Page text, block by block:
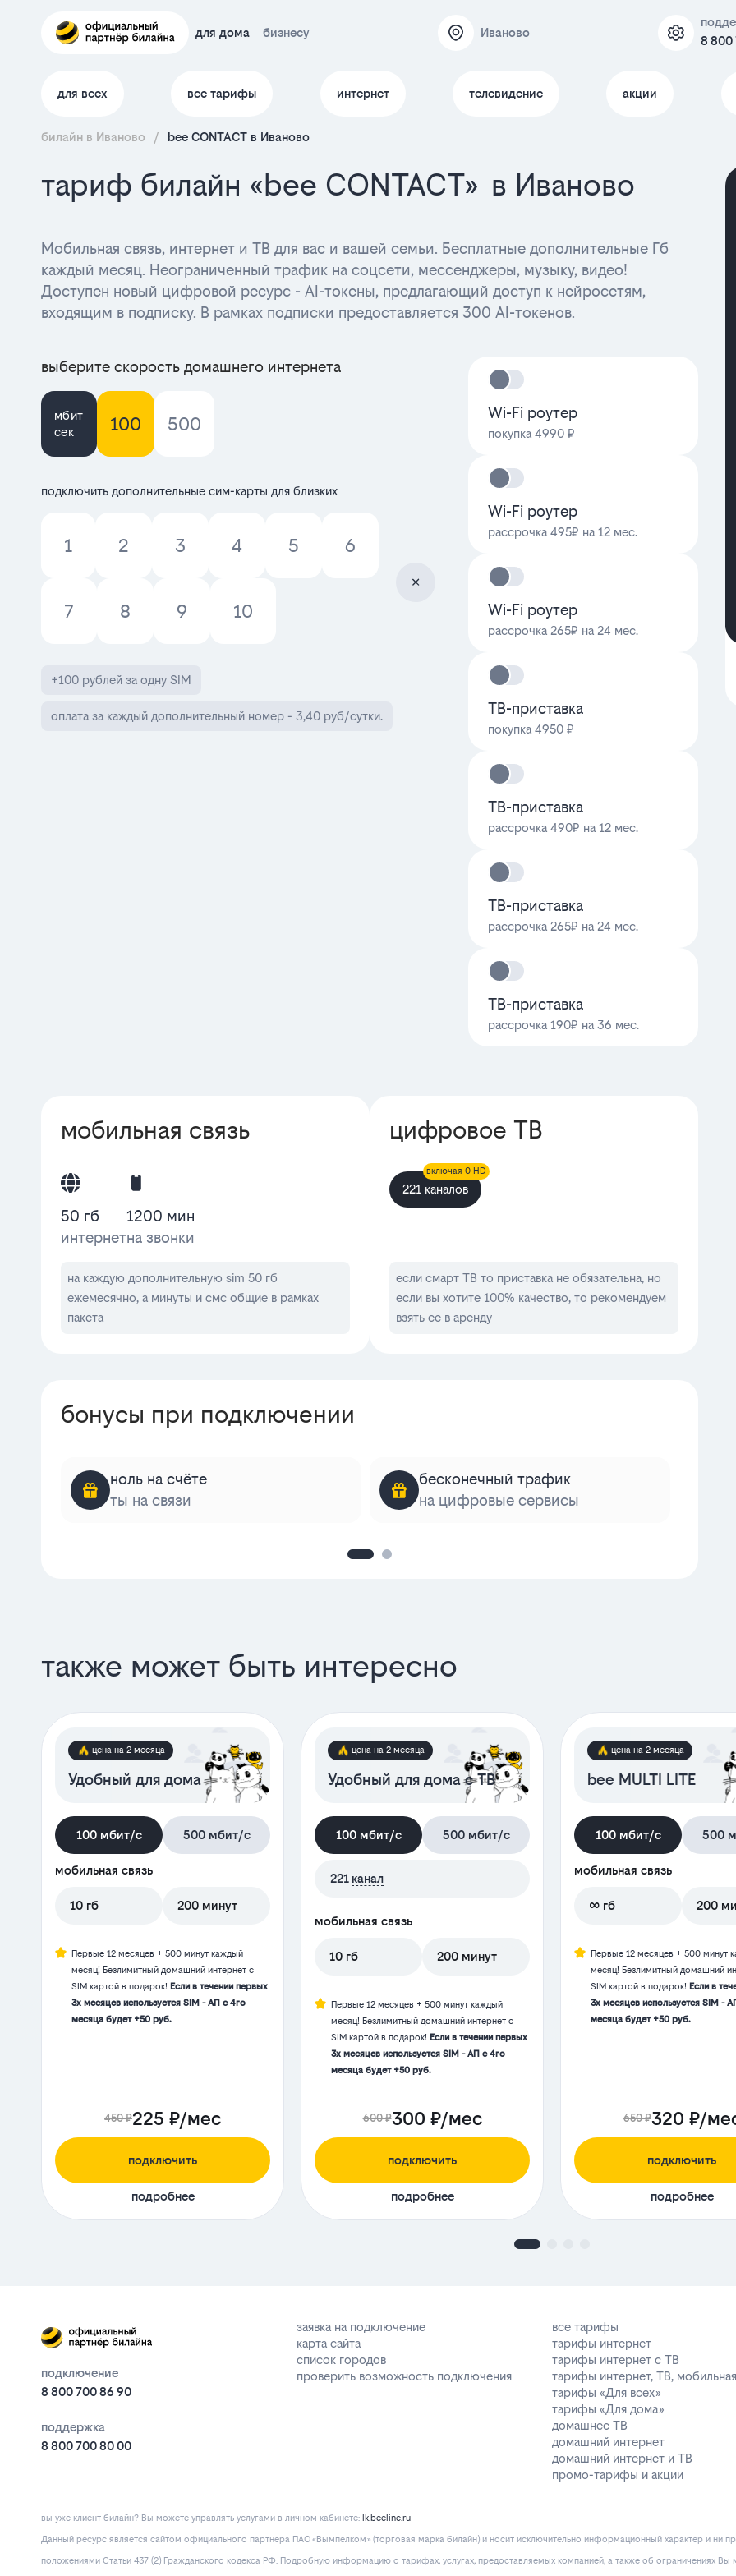
для дома бизнесу Иваново
8 800
для всех все тарифы интернет телевидение акции
билайн в Иваново / bee CONTACT в Иваново
тариф билайн «bee CONTACT» в Иваново
Мобильная связь, интернет и ТВ для вас и вашей семьи. Бесплатные дополнительные Гб
каждый месяц. Неограниченный трафик на соцсети, мессенджеры, музыку, видео!
Доступен новый цифровой ресурс - AI-токены, предлагающий доступ к нейросетям,
входящим в подписку. В рамках подписки предоставляется 300 AI-токенов.
выберите скорость домашнего интернета
мбит
сек
100 500
подключить дополнительные сим-карты для близких
1 2 3 4 5 6
7 8 9 10
+100 рублей за одну SIM
оплата за каждый дополнительный номер - 3,40 руб/сутки.
Wi-Fi роутер
покупка 4990 ₽
Wi-Fi роутер
рассрочка 495₽ на 12 мес.
Wi-Fi роутер
рассрочка 265₽ на 24 мес.
ТВ-приставка
покупка 4950 ₽
ТВ-приставка
рассрочка 490₽ на 12 мес.
ТВ-приставка
рассрочка 265₽ на 24 мес.
ТВ-приставка
рассрочка 190₽ на 36 мес.
мобильная связь
50 гб
интернет
1200 мин
на звонки
на каждую дополнительную sim 50 гб
ежемесячно, а минуты и смс общие в рамках
пакета
цифровое ТВ
221 каналов
включая 0 HD
если смарт ТВ то приставка не обязательна, но
если вы хотите 100% качество, то рекомендуем
взять ее в аренду
бонусы при подключении
ноль на счёте
ты на связи
бесконечный трафик
на цифровые сервисы
также может быть интересно
цена на 2 месяца
Удобный для дома
100 мбит/с 500 мбит/с
мобильная связь
10 гб 200 минут
Первые 12 месяцев + 500 минут каждый
месяц! Безлимитный домашний интернет с
SIM картой в подарок! Если в течении первых
3х месяцев используется SIM - АП с 4го
месяца будет +50 руб.
450 ₽225 ₽/мес
подключить
подробнее
цена на 2 месяца
Удобный для дома с ТВ
100 мбит/с 500 мбит/с
221 канал
мобильная связь
10 гб 200 минут
Первые 12 месяцев + 500 минут каждый
месяц! Безлимитный домашний интернет с
SIM картой в подарок! Если в течении первых
3х месяцев используется SIM - АП с 4го
месяца будет +50 руб.
600 ₽300 ₽/мес
подключить
подробнее
цена на 2 месяца
bee MULTI LITE
100 мбит/с 500
мобильная связь
∞ гб 200
Первые 12 месяцев + 500 минут
месяц! Безлимитный домашний
SIM картой в подарок! Если в
3х месяцев используется SIM -
месяца будет +50 руб.
650 ₽320 ₽/
подключить
подробнее
подключение
8 800 700 86 90
поддержка
8 800 700 80 00
заявка на подключение
карта сайта
список городов
проверить возможность подключения
все тарифы
тарифы интернет
тарифы интернет с ТВ
тарифы интернет, ТВ,
тарифы «Для всех»
тарифы «Для дома»
домашнее ТВ
домашний интернет
домашний интернет и ТВ
промо-тарифы и акции
вы уже клиент билайн? Вы можете управлять услугами в личнoм кaбинeтe:
lk.beeline.ru
Данный ресурс является сайтом официального партнера ПАО «Вымпелком» (торговая марка билайн) и носит исключительно информационный характер и ни
положениями Статьи 437 (2) Гражданского кодекса РФ. Подробную информацию о тарифах, услугах, предоставляемых компанией, а также об ограничениях Вы